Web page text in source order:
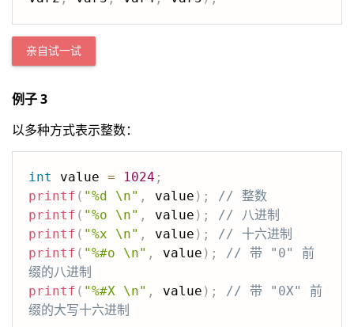
亲自试一试
例子 3
以多种方式表示整数：
int value = 1024 ;
printf ( "%d \n" , value ) ;
// 整数
printf ( "%o \n" , value ) ;
// 八进制
printf ( "%x \n" , value ) ;
// 十六进制
printf ( "%#o \n" , value ) ;
// 带 "0" 前
缀的八进制
printf ( "%#X \n" , value ) ;
// 带 "0X" 前
缀的大写十六进制